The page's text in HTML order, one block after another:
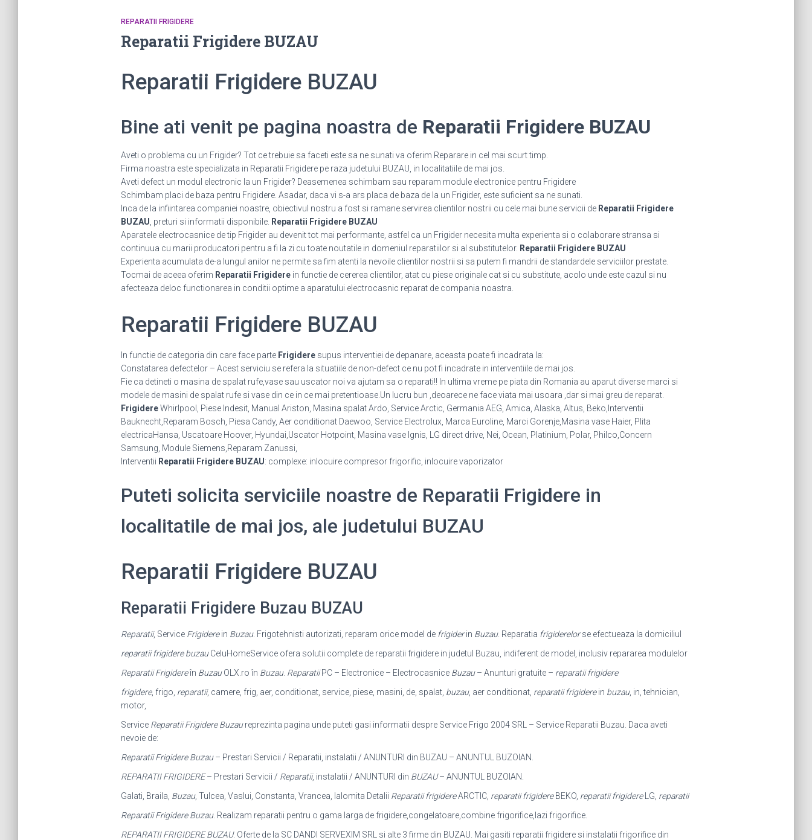
REPARATII FRIGIDERE
Reparatii Frigidere BUZAU
Reparatii Frigidere BUZAU
Bine ati venit pe pagina noastra de Reparatii Frigidere BUZAU
Aveti o problema cu un Frigider? Tot ce trebuie sa faceti este sa ne sunati va oferim Reparare in cel mai scurt timp.
Firma noastra este specializata in Reparatii Frigidere pe raza judetului BUZAU, in localitatiile de mai jos.
Aveti defect un modul electronic la un Frigider? Deasemenea schimbam sau reparam module electronice pentru Frigidere
Schimbam placi de baza pentru Frigidere. Asadar, daca vi s-a ars placa de baza de la un Frigider, este suficient sa ne sunati.
Inca de la infiintarea companiei noastre, obiectivul nostru a fost si ramane servirea clientilor nostrii cu cele mai bune servicii de Reparatii Frigidere
BUZAU , preturi si informatii disponibile. Reparatii Frigidere BUZAU
Aparatele electrocasnice de tip Frigider au devenit tot mai performante, astfel ca un Frigider necesita multa experienta si o colaborare stransa si
continuua cu marii producatori pentru a fi la zi cu toate noutatile in domeniul reparatiilor si al substitutelor. Reparatii Frigidere BUZAU
Experienta acumulata de-a lungul anilor ne permite sa fim atenti la nevoile clientilor nostrii si sa putem fi mandrii de standardele serviciilor prestate.
Tocmai de aceea oferim Reparatii Frigiderein functie de cererea clientilor, atat cu piese originale cat si cu substitute, acolo unde este cazul si nu
afecteaza deloc functionarea in conditii optime a aparatului electrocasnic reparat de compania noastra.
Reparatii Frigidere BUZAU
In functie de categoria din care face parte Frigideresupus interventiei de depanare, aceasta poate fi incadrata la:
Constatarea defectelor – Acest serviciu se refera la situatiile de non-defect ce nu pot fi incadrate in interventiile de mai jos.
Fie ca detineti o masina de spalat rufe,vase sau uscator noi va ajutam sa o reparati!! In ultima vreme pe piata din Romania au aparut diverse marci si
modele de masini de spalat rufe si vase din ce in ce mai pretentioase.Un lucru bun ,deoarece ne face viata mai usoara ,dar si mai greu de reparat.
FrigidereWhirlpool, Piese Indesit, Manual Ariston, Masina spalat Ardo, Service Arctic, Germania AEG, Amica, Alaska, Altus, Beko,Interventii
Bauknecht,Reparam Bosch, Piesa Candy, Aer conditionat Daewoo, Service Electrolux, Marca Euroline, Marci Gorenje,Masina vase Haier, Plita
electricaHansa, Uscatoare Hoover, Hyundai,Uscator Hotpoint, Masina vase Ignis, LG direct drive, Nei, Ocean, Platinium, Polar, Philco,Concern
Samsung, Module Siemens,Reparam Zanussi,
Interventii Reparatii Frigidere BUZAU: complexe: inlocuire compresor frigorific, inlocuire vaporizator
Puteti solicita serviciile noastre de Reparatii Frigidere in
localitatile de mai jos, ale judetului BUZAU
Reparatii Frigidere BUZAU
Reparatii Frigidere Buzau BUZAU
Reparatii, Service Frigiderein Buzau. Frigotehnisti autorizati, reparam orice model de frigiderin Buzau. Reparatia frigiderelorse efectueaza la domiciliul
reparatii frigidere buzauCeluHomeService ofera solutii complete de reparatii frigidere in judetul Buzau, indiferent de model, inclusiv repararea modulelor
Reparatii Frigidereîn BuzauOLX.ro în Buzau. ReparatiiPC – Electronice – Electrocasnice Buzau– Anunturi gratuite – reparatii frigidere
frigidere, frigo, reparatii, camere, frig, aer, conditionat, service, piese, masini, de, spalat, buzau, aer conditionat, reparatii frigiderein buzau, in, tehnician,
motor,
Service Reparatii Frigidere Buzaureprezinta pagina unde puteti gasi informatii despre Service Frigo 2004 SRL – Service Reparatii Buzau. Daca aveti
nevoie de:
Reparatii Frigidere Buzau– Prestari Servicii / Reparatii, instalatii / ANUNTURI din BUZAU – ANUNTUL BUZOIAN.
REPARATII FRIGIDERE– Prestari Servicii / Reparatii, instalatii / ANUNTURI din BUZAU– ANUNTUL BUZOIAN.
Galati, Braila, Buzau, Tulcea, Vaslui, Constanta, Vrancea, Ialomita Detalii Reparatii frigidereARCTIC, reparatii frigidereBEKO, reparatii frigidereLG, reparatii
Reparatii Frigidere Buzau. Realizam reparatii pentru o gama larga de frigidere, congelatoare,combine frigorifice,lazi frigorifice.
REPARATII FRIGIDERE BUZAU. Oferte de la SC DANDI SERVEXIM SRL si alte 3 firme din BUZAU. Mai gasiti reparatii frigidere si instalatii frigorifice din